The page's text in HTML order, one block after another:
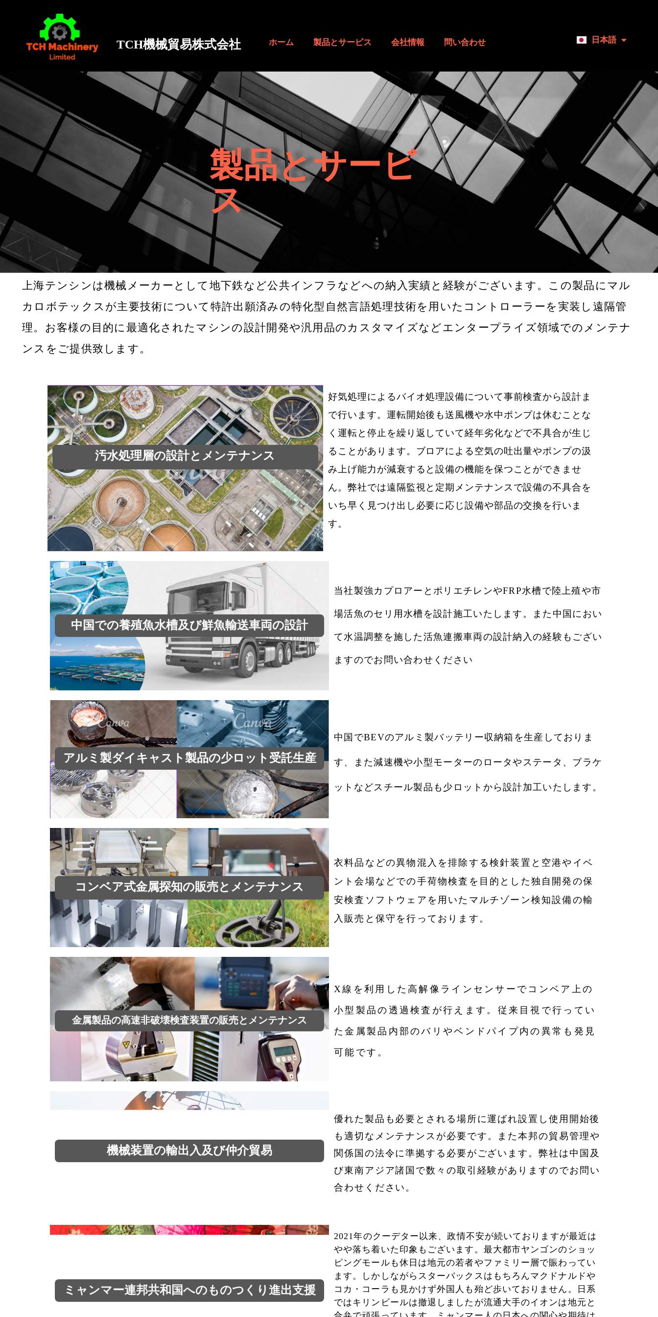
TCH機械貿易株式会社 ホーム 製品とサービス 会社情報 問い合わせ 日本語
English
製品とサービ
ス
上海テンシンは機械メーカーとして地下鉄など公共インフラなどへの納入実績と経験がございます。この製品にマル
カロボテックスが主要技術について特許出願済みの特化型自然言語処理技術を用いたコントローラーを実装し遠隔管
理。お客様の目的に最適化されたマシンの設計開発や汎用品のカスタマイズなどエンタープライズ領域でのメンテナ
ンスをご提供致します。
汚水処理層の設計とメンテナンス
好気処理によるバイオ処理設備について事前検査から設計ま
で行い ます。 運転開始後も送風機や水中ポンプは休むことな
く運転と停止を繰り 返していて経年劣化などで不具合が生じ
ることがあります。 ブロアによる空気の吐出量やポンプの汲
み上げ能力が減衰すると設備の機能を保つことができませ
ん。弊社では遠隔監視と定期メンテナンスで設備の不具合を
いち早く見つけ出し必要に応じ設備や部品の交換を行いま
す。
中国での養殖魚水槽及び鮮魚輸送車両の設計
当社製強カプロアーとポリエチレンやFRP水槽で陸上殖や市
場活魚のセリ用水槽を設計施工いたします。 また中国におい
て水温調整を施した活魚連搬車両の設計納入の経験 もござい
ますのでお問い合わせください
アルミ製ダイキャスト製品の少ロット受託生産
中国でBEVのアルミ製バッテリー収納箱を生産しておりま
す、 また減速機や小型モーターのロータやステータ、 ブラケ
ットなどスチール製品も少ロットから設計加工いたします。
コンベア式金属探知の販売とメンテナンス
衣料品などの異物混入を排除する検針装置と空港やイベ
ント会場な どでの手荷物検査を目的とした独自開発の保
安検査ソフトウェアを 用いたマルチゾーン検知設備の輸
入販売と保守を行っております。
金属製品の高速非破壊検査装置の販売とメンテナンス
X線を利用した高解像ラインセンサーでコンベア上の
小型製品の透過検査が行えます。 従来目視で行ってい
た金属製品内部のバリやベンドパイプ内の異常 も発見
可能です。
機械装置の輸出入及び仲介貿易
優れた製品も必要とされる場所に運ばれ設置し使用開始後
も適切な メンテナンスが必要です。
また本邦の貿易管理や
関係国の法令に準拠する必要がございます。 弊社は中国及
び東南アジア諸国で数々の取引経験がありますのでお 問い
合わせください。
ミャンマー連邦共和国へのものつくり進出支援
2021年のクーデター以来、政情不安が続いておりますが最近は
やや落ち着いた印象もございます。 最大都市ヤンゴンのショッ
ピングモールも休日は地元の若者やファ ミリー層で賑わってい
ます。
しかしながらスターバックスはもちろんマクドナルドや
コカ・ コーラも見かけず外国人も殆ど歩いておりません。
日系
ではキリンビールは撤退しましたが流通大手のイオンは地元と